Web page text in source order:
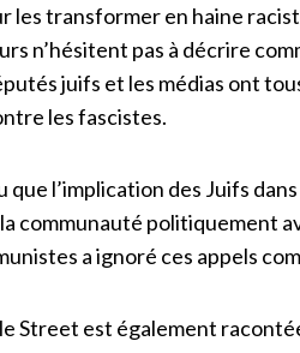
les transformer en haine
n’hésitent pas à décrire
juifs et les médias ont
les fascistes.
que l’implication des Juifs
communauté politiquement
a ignoré ces appels
Street est également